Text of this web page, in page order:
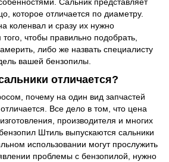
которое отличается по диаметру.
коленвал и сразу их нужно
чтобы правильно подобрать,
либо же назвать специалисту
вашей бензопилы.
отличается?
почему на один вид запчастей
Все дело в том, что цена
производителя и многих
Штиль выпускаются сальники
использовании могут прослужить
проблемы с бензопилой, нужно